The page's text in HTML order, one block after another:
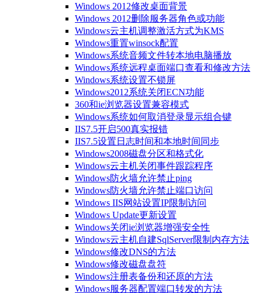
Windows 2012修改桌面背景
Windows 2012删除服务器角色或功能
Windows云主机调整激活方式为KMS
Windows重置winsock配置
Windows系统音频文件转本地电脑播放
Windows系统远程桌面端口查看和修改方法
Windows系统设置不锁屏
Windows2012系统关闭ECN功能
360和ie浏览器设置兼容模式
Windows系统如何取消登录显示组合键
IIS7.5开启500真实报错
IIS7.5设置日志时间和本地时间同步
Windows2008磁盘分区和格式化
Windows云主机关闭事件跟踪程序
Windows防火墙允许禁止ping
Windows防火墙允许禁止端口访问
Windows IIS网站设置IP限制访问
Windows Update更新设置
Windows关闭ie浏览器增强安全性
Windows云主机自建SqlServer限制内存方法
Windows修改DNS的方法
Windows修改磁盘盘符
Windows注册表备份和还原的方法
Windows服务器配置端口转发的方法